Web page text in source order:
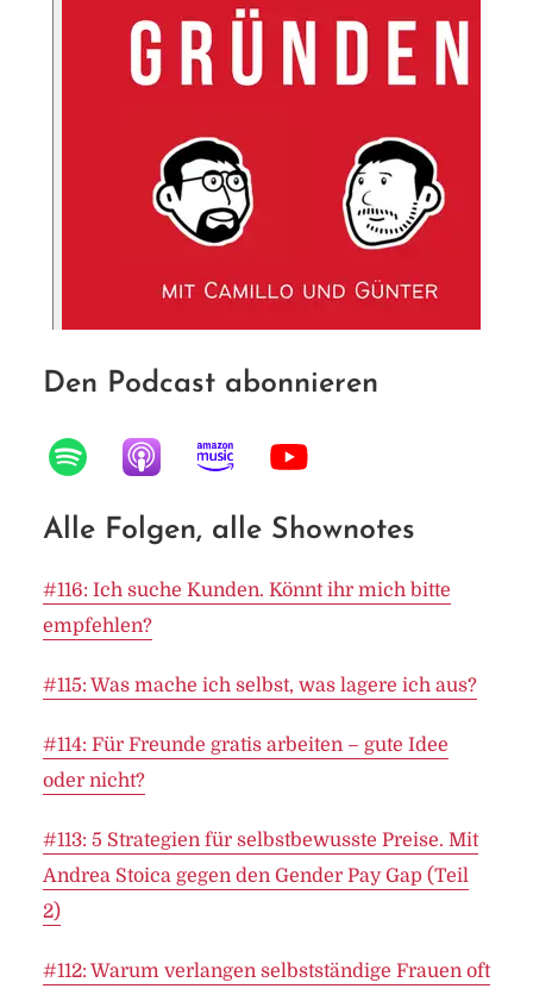
Den Podcast abonnieren
Alle Folgen, alle Shownotes
#116: Ich suche Kunden. Könnt ihr mich bitte
empfehlen?
#115: Was mache ich selbst, was lagere ich aus?
#114: Für Freunde gratis arbeiten – gute Idee
oder nicht?
#113: 5 Strategien für selbstbewusste Preise. Mit
Andrea Stoica gegen den Gender Pay Gap (Teil
2)
#112: Warum verlangen selbstständige Frauen oft